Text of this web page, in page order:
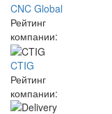
CNC Global
Рейтинг
компании:
CTIG
Рейтинг
компании: